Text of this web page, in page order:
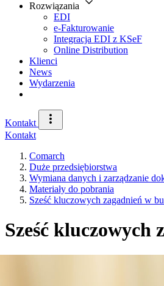
Rozwiązania
EDI
e-Fakturowanie
Integracja EDI z KSeF
Online Distribution
Klienci
News
Wydarzenia
Kontakt
Kontakt
Comarch
Duże przedsiębiorstwa
Wymiana danych i zarządzanie
Materiały do pobrania
Sześć kluczowych zagadnień w
Sześć